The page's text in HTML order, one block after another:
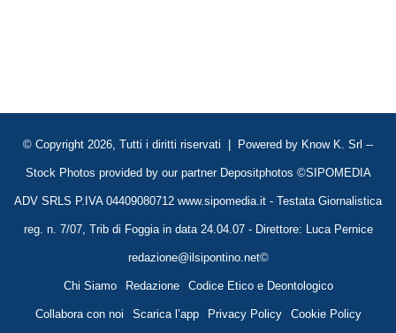
© Copyright 2026, Tutti i diritti riservati | Powered by Know K. Srl --
Stock Photos provided by our partner Depositphotos ©SIPOMEDIA
ADV SRLS P.IVA 04409080712 www.sipomedia.it - Testata Giornalistica
reg. n. 7/07, Trib di Foggia in data 24.04.07 - Direttore: Luca Pernice
redazione@ilsipontino.net©
Chi Siamo Redazione Codice Etico e Deontologico
Collabora con noi Scarica l’app Privacy Policy Cookie Policy